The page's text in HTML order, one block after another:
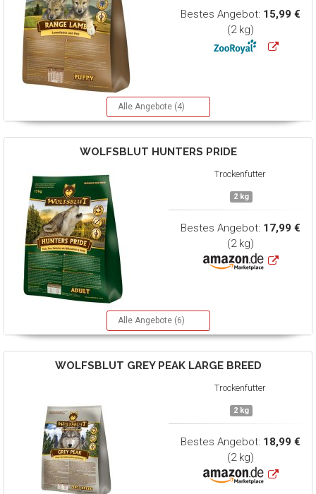
Bestes Angebot: 15,99 €
(2 kg)
Alle Angebote (4)
WOLFSBLUT HUNTERS PRIDE
Trockenfutter
2 kg
Bestes Angebot: 17,99 €
(2 kg)
Alle Angebote (6)
WOLFSBLUT GREY PEAK LARGE BREED
Trockenfutter
2 kg
Bestes Angebot: 18,99 €
(2 kg)